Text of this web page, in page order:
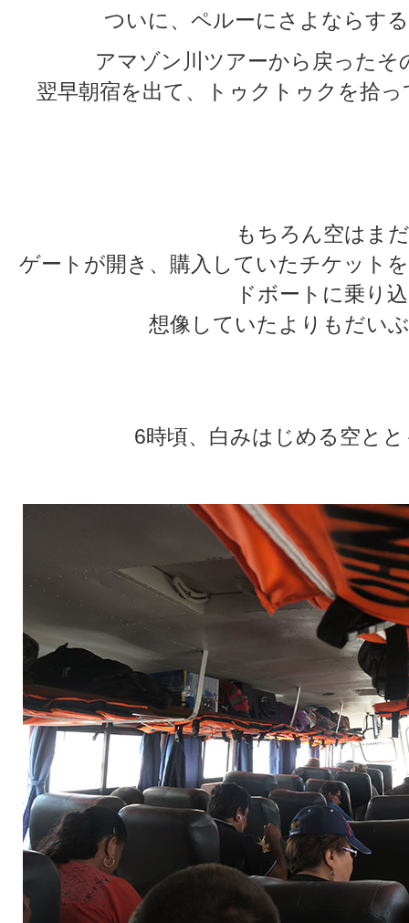
ついに、ペルーにさよならす
アマゾン川ツアーから戻ったそ
翌早朝宿を出て、トゥクトゥクを拾
もちろん空はま
ゲートが開き、購入していたチケット
ドボートに乗り
想像していたよりもだい
6時頃、白みはじめる空と